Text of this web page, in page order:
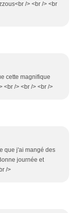
/> <br /> <br
cette magnifique
<br /> <br /> <br />
que j'ai mangé des
journée et
/>